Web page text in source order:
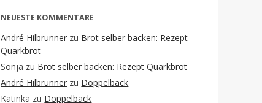
NEUESTE KOMMENTARE
André Hilbrunner zu Brot selber backen: Rezept
Quarkbrot
Sonja zu Brot selber backen: Rezept Quarkbrot
André Hilbrunner zu Doppelback
Katinka zu Doppelback